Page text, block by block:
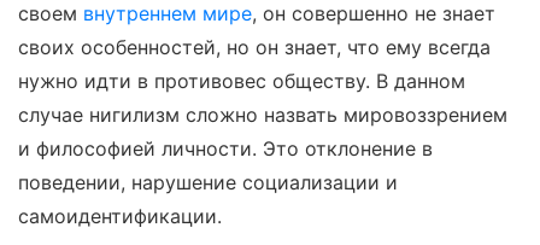
своем внутреннем мире, он совершенно не знает
своих особенностей, но он знает, что ему всегда
нужно идти в противовес обществу. В данном
случае нигилизм сложно назвать мировоззрением
и философией личности. Это отклонение в
поведении, нарушение социализации и
самоидентификации.